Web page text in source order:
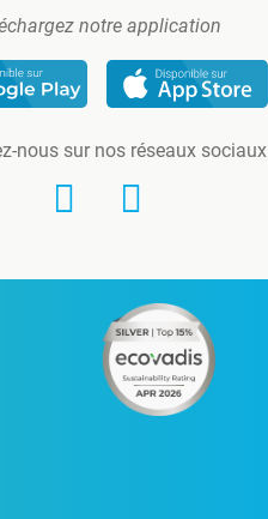
notre application
nous sur nos réseaux sociaux